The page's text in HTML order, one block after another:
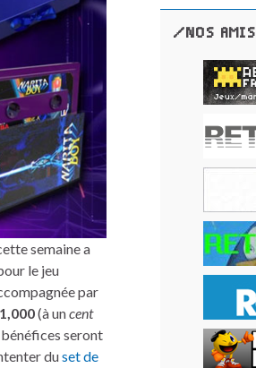
semaine a
le jeu
par
(à uncent
bénéfices seront
duset de
/NOS AMIS